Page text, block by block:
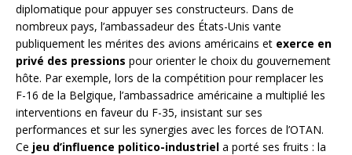
diplomatique pour appuyer ses constructeurs. Dans de
nombreux pays, l’ambassadeur des États-Unis vante
publiquement les mérites des avions américains et exerce en
privé des pressions pour orienter le choix du gouvernement
hôte. Par exemple, lors de la compétition pour remplacer les
F-16 de la Belgique, l’ambassadrice américaine a multiplié les
interventions en faveur du F-35, insistant sur ses
performances et sur les synergies avec les forces de l’OTAN.
Ce jeu d’influence politico-industriel a porté ses fruits : la